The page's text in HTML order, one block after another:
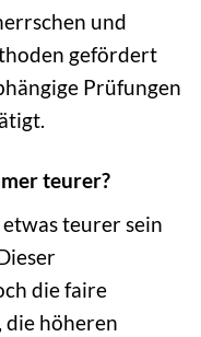
und
gefördert
Prüfungen
teurer?
teurer sein
die faire
höheren